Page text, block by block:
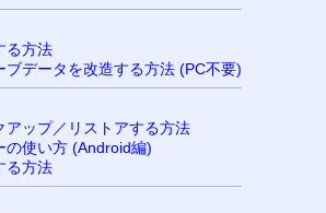
る方法
ブデータを改造する方法 (PC不要)
アップ／リストアする方法
の使い方 (Android編)
る方法